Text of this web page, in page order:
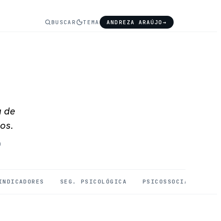
BUSCAR TEMA ANDREZA ARAÚJO →
de
SEG. PSICOLÓGICA PSICOSSOCIAIS